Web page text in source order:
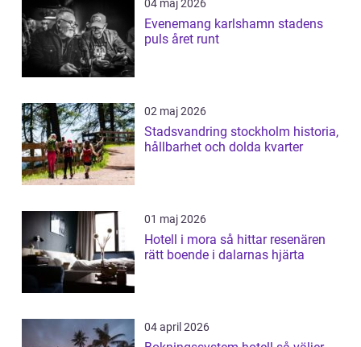
04 maj 2026
Evenemang karlshamn stadens
puls året runt
02 maj 2026
Stadsvandring stockholm historia,
hållbarhet och dolda kvarter
01 maj 2026
Hotell i mora så hittar resenären
rätt boende i dalarnas hjärta
04 april 2026